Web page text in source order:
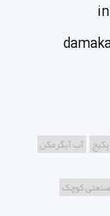
آب آبگرمکن
صنعتی کوچک